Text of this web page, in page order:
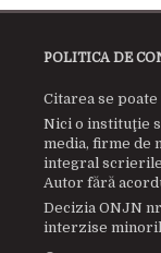
POLITICA DE
Citarea se poate
Nici o instituţie
media, firme de
integral
Autor fără
Decizia ONJN
interzise